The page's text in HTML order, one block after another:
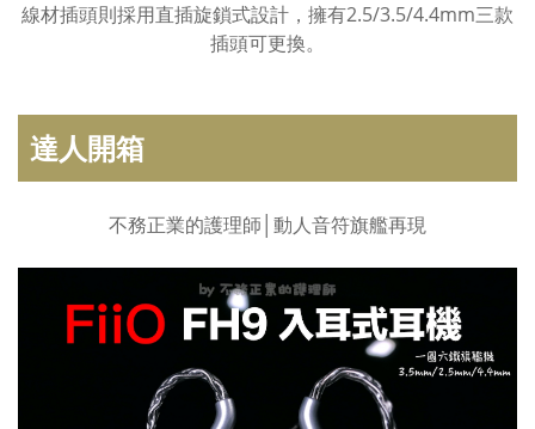
線材插頭則採用直插旋鎖式設計，擁有2.5/3.5/4.4mm三款
插頭可更換。
達人開箱
不務正業的護理師│動人音符旗艦再現